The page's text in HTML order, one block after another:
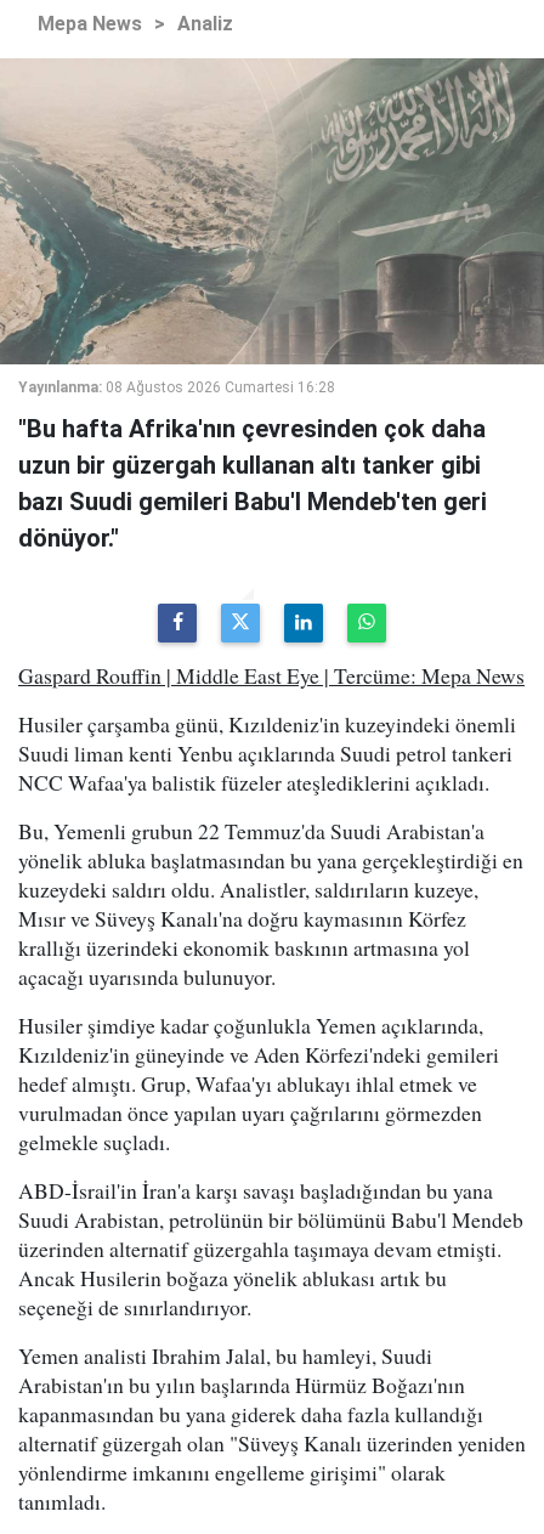
Mepa News > Analiz
Yayınlanma: 08 Ağustos 2026 Cumartesi 16:28
"Bu hafta Afrika'nın çevresinden çok daha
uzun bir güzergah kullanan altı tanker gibi
bazı Suudi gemileri Babu'l Mendeb'ten geri
dönüyor."
Gaspard Rouffin | Middle East Eye | Tercüme: Mepa News
Husiler çarşamba günü, Kızıldeniz'in kuzeyindeki önemli
Suudi liman kenti Yenbu açıklarında Suudi petrol tankeri
NCC Wafaa'ya balistik füzeler ateşlediklerini açıkladı.
Bu, Yemenli grubun 22 Temmuz'da Suudi Arabistan'a
yönelik abluka başlatmasından bu yana gerçekleştirdiği en
kuzeydeki saldırı oldu. Analistler, saldırıların kuzeye,
Mısır ve Süveyş Kanalı'na doğru kaymasının Körfez
krallığı üzerindeki ekonomik baskının artmasına yol
açacağı uyarısında bulunuyor.
Husiler şimdiye kadar çoğunlukla Yemen açıklarında,
Kızıldeniz'in güneyinde ve Aden Körfezi'ndeki gemileri
hedef almıştı. Grup, Wafaa'yı ablukayı ihlal etmek ve
vurulmadan önce yapılan uyarı çağrılarını görmezden
gelmekle suçladı.
ABD-İsrail'in İran'a karşı savaşı başladığından bu yana
Suudi Arabistan, petrolünün bir bölümünü Babu'l Mendeb
üzerinden alternatif güzergahla taşımaya devam etmişti.
Ancak Husilerin boğaza yönelik ablukası artık bu
seçeneği de sınırlandırıyor.
Yemen analisti Ibrahim Jalal, bu hamleyi, Suudi
Arabistan'ın bu yılın başlarında Hürmüz Boğazı'nın
kapanmasından bu yana giderek daha fazla kullandığı
alternatif güzergah olan "Süveyş Kanalı üzerinden yeniden
yönlendirme imkanını engelleme girişimi" olarak
tanımladı.